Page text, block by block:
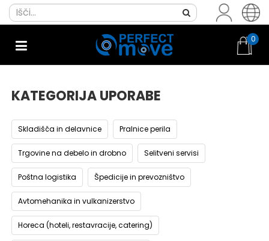
0
KATEGORIJA UPORABE
Skladišča in delavnice Pralnice perila
Trgovine na debelo in drobno Selitveni servisi
Poštna logistika Špedicije in prevozništvo
Avtomehanika in vulkanizerstvo
Horeca (hoteli, restavracije, catering)